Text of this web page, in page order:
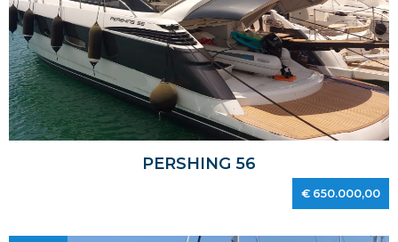
PERSHING 56
€ 650.000,00